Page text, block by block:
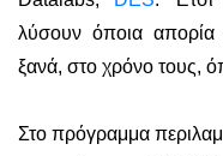
λύσουν όποια απορία
ξανά, στο χρόνο τους,
Στο πρόγραμμα